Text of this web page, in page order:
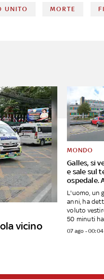
UNITO MORTE
vicino
Galles, si
e sale sul
ospedale.
MONDO
L'uomo, un
anni, ha
voluto
50 minuti
07 ago - 00:04